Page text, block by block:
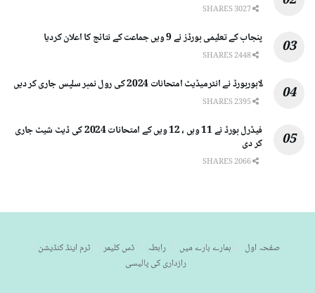
پنجاب کے تعلیمی بورڈز نے 9 ویں جماعت کے نتائج کا اعلان کردیا
لاہوربورڈ نے انٹرمیڈیٹ امتحانات 2024 کی رول نمبر سلپس جاری کر دیں
فیڈرل بورڈ نے 11 ویں ، 12 ویں کے امتحانات 2024 کی ڈیٹ شیٹ جاری
کر دی
صفحہ اول ہمارے بارے میں رابطہ ڈس کلیمر
ٹرم اینڈ کنڈیشن
رازداری کی پالیسی